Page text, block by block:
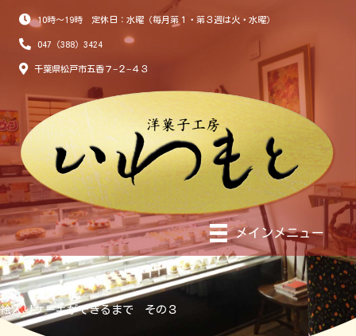
10時～19時 定休日：水曜（毎月第１・第３週は火・水曜）
047（388）3424
千葉県松戸市五香７−２−４３
メインメニュー
絵入りケーキができるまで その３